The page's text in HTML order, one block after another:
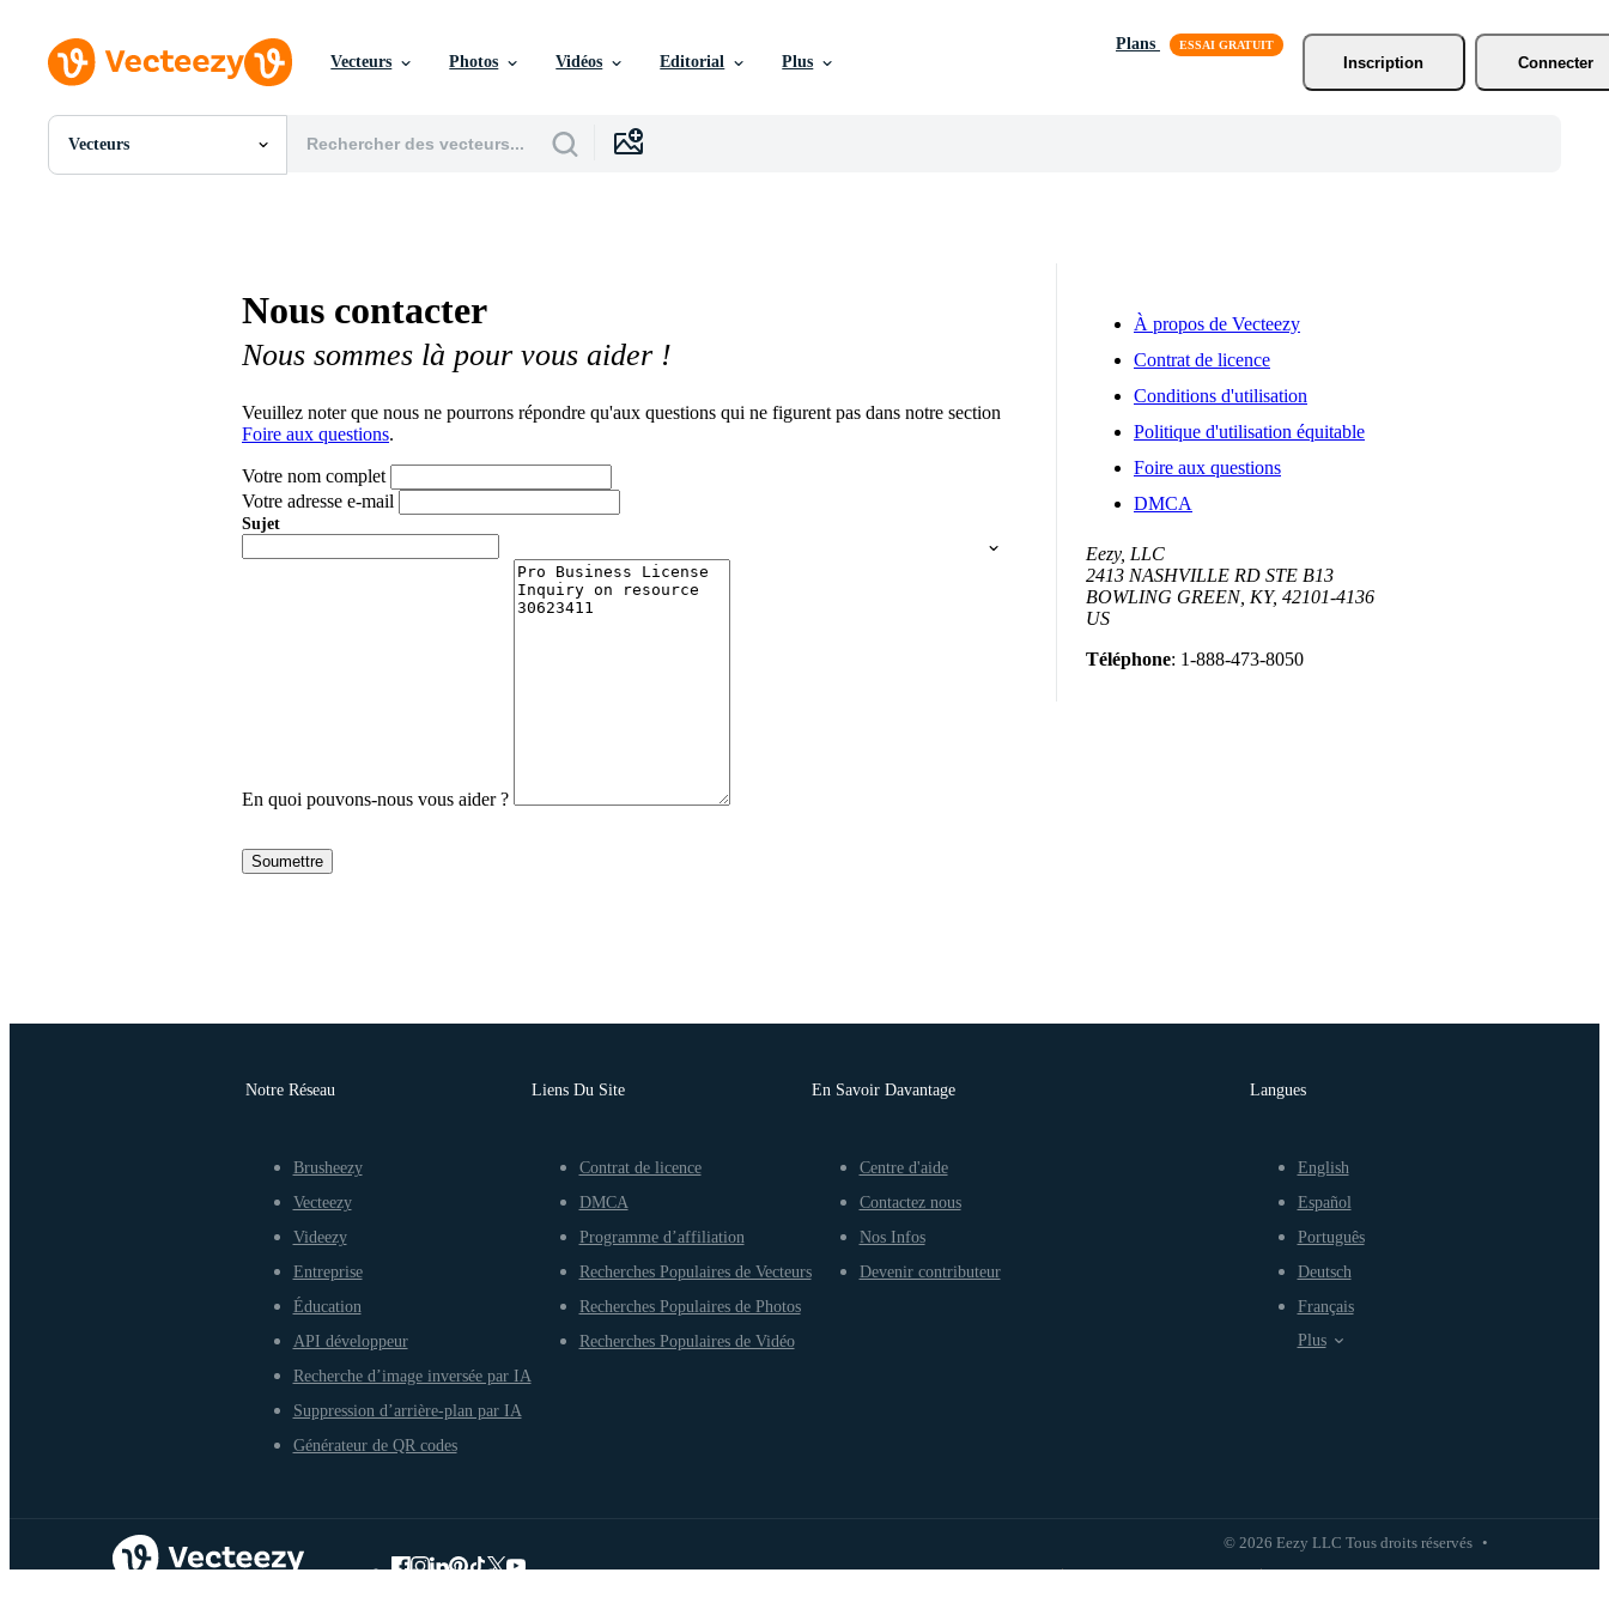
Vecteurs Photos Vidéos Editorial Plus
Plans
Inscription
Connecter
Vecteurs
Toutes Images
Événements Éditoriaux
Nous contacter
Nous sommes là pour vous aider !
Veuillez noter que nous ne pourrons répondre qu'aux questions qui ne figurent pas dans notre section
Foire aux questions.
Votre nom complet
Votre adresse e-mail
Sujet
En quoi pouvons-nous vous aider ?
Soumettre
À propos de Vecteezy
Contrat de licence
Conditions d'utilisation
Politique d'utilisation équitable
Foire aux questions
DMCA
Eezy, LLC
2413 NASHVILLE RD STE B13
BOWLING GREEN, KY, 42101-4136
US
Téléphone: 1-888-473-8050
Notre Réseau
Brusheezy
Vecteezy
Videezy
Entreprise
Éducation
API développeur
Recherche d’image inversée par IA
Suppression d’arrière-plan par IA
Générateur de QR codes
Liens Du Site
Contrat de licence
DMCA
Programme d’affiliation
Recherches Populaires de Vecteurs
Recherches Populaires de Photos
Recherches Populaires de Vidéo
En Savoir Davantage
Centre d'aide
Contactez nous
Nos Infos
Devenir contributeur
© 2026 Eezy LLC Tous droits réservés •
Langues
English
Español
Português
Deutsch
Français
Plus